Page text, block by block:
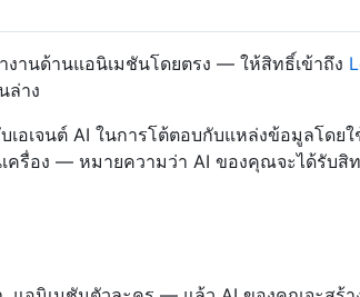
านด้านแอนิเมชันโดยตรง — ให้สิทธิ์เข้าถึง
ล่าง
เอเจนต์ AI ในการโต้ตอบกับแหล่งข้อมูลโดยใ
ครื่อง — หมายความว่า AI ของคุณจะได้รับสิ